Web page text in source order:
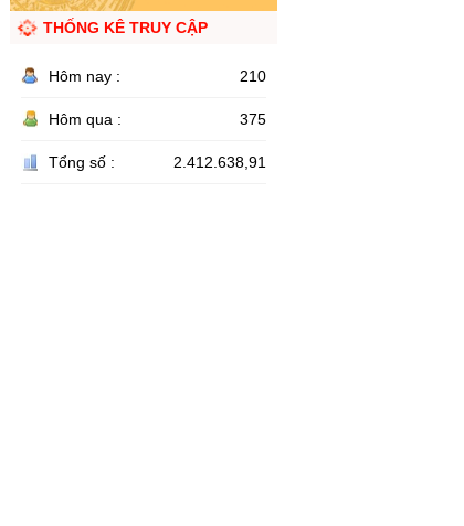
THỐNG KÊ TRUY CẬP
Hôm nay : 210
Hôm qua : 375
Tổng số : 2.412.638,91